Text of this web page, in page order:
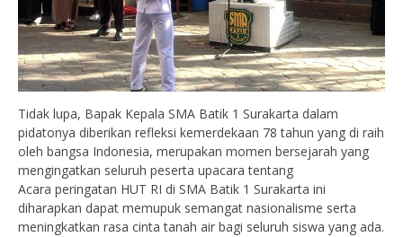
Tidak lupa, Bapak Kepala SMA Batik 1 Surakarta dalam
pidatonya diberikan refleksi kemerdekaan 78 tahun yang di raih
oleh bangsa Indonesia, merupakan momen bersejarah yang
mengingatkan seluruh peserta upacara tentang
Acara peringatan HUT RI di SMA Batik 1 Surakarta ini
diharapkan dapat memupuk semangat nasionalisme serta
meningkatkan rasa cinta tanah air bagi seluruh siswa yang ada.